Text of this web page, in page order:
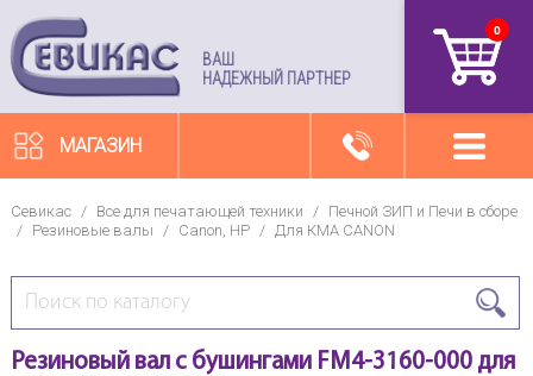
ВАШ
НАДЕЖНЫЙ ПАРТНЕР
0
МАГАЗИН
Севикас / Все для печатающей техники /
Печной ЗИП и Печи в сборе
/
Резиновые валы / Canon, HP / Для КМА CANON
Резиновый вал с бушингами FM4-3160-000 для